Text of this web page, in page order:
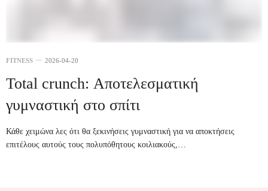
FITNESS 2026-04-20
Total crunch: Αποτελεσματική
γυμναστική στο σπίτι
Κάθε χειμώνα λες ότι θα ξεκινήσεις γυμναστική για να αποκτήσεις
επιτέλους αυτούς τους πολυπόθητους κοιλιακούς,…